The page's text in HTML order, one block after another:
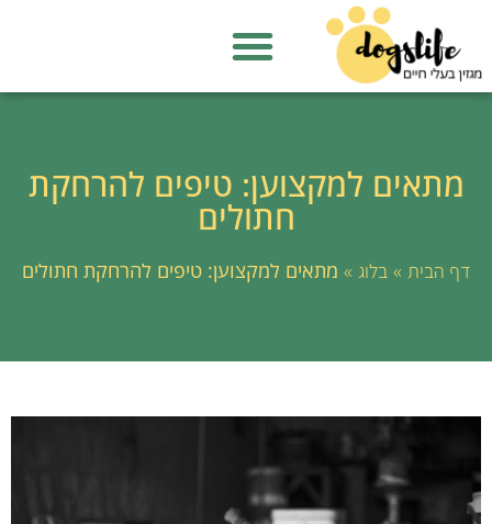
מתאים למקצוען: טיפים להרחקת
חתולים
דף הבית »בלוג » מתאים למקצוען: טיפים להרחקת חתולים